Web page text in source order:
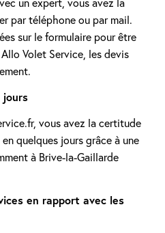
par téléphone ou par mail.
sur le formulaire pour être
Volet Service, les devis
jours
vous avez la certitude
quelques jours grâce à une
à Brive-la-Gaillarde
en rapport avec les